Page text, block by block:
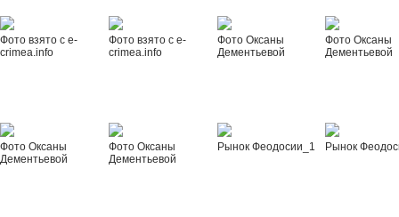
Фото взято с e-
crimea.info
Фото взято с e-
crimea.info
Фото Оксаны
Дементьевой
Фото Оксаны
Дементьевой
Фото Оксаны
Дементьевой
Фото Оксаны
Дементьевой
Рынок Феодосии_1 Рынок